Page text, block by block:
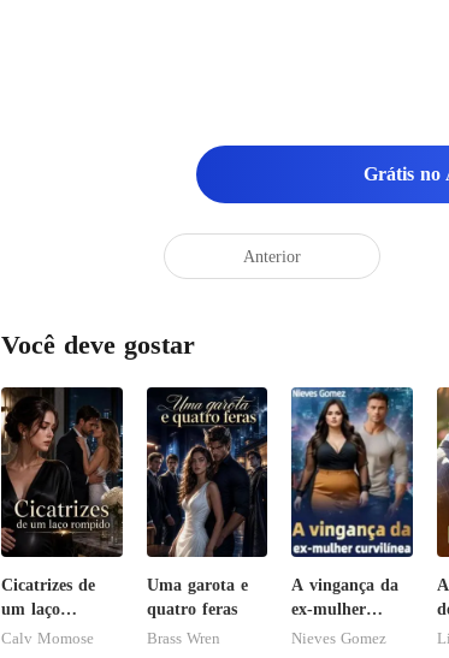
Grátis no
Anterior
Você deve gostar
Cicatrizes de
um laço
rompido
Calv Momose
Uma garota e
quatro feras
Brass Wren
A vingança da
ex-mulher
curvilínea
Nieves Gomez